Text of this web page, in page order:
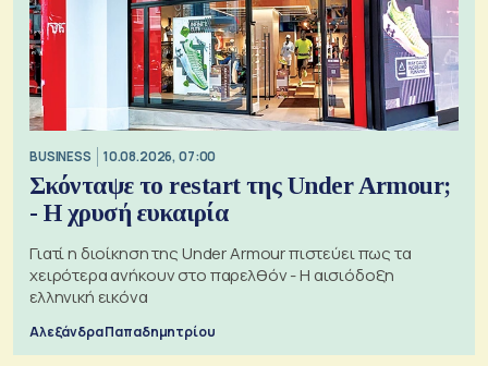
BUSINESS 10.08.2026, 07:00
Σκόνταψε το restart της Under Armour;
- Η χρυσή ευκαιρία
Γιατί η διοίκηση της Under Armour πιστεύει πως τα
χειρότερα ανήκουν στο παρελθόν - Η αισιόδοξη
ελληνική εικόνα
Αλεξάνδρα Παπαδημητρίου